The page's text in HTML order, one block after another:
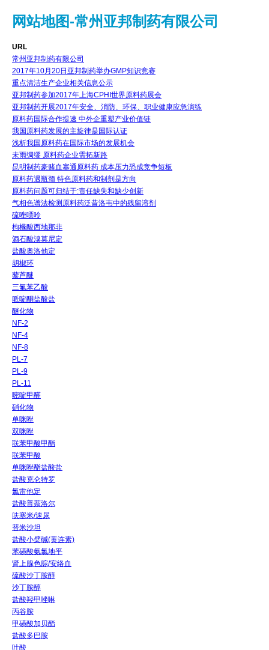
网站地图-常州亚邦制药有限公司
URL
常州亚邦制药有限公司
2017年10月20日亚邦制药举办GMP知识竞赛
重点清洁生产企业相关信息公示
亚邦制药参加2017年上海CPHI世界原料药展会
亚邦制药开展2017年安全、消防、环保、职业健康应急演练
原料药国际合作提速 中外企重塑产业价值链
我国原料药发展的主旋律是国际认证
浅析我国原料药在国际市场的发展机会
未雨绸缪 原料药企业需拓新路
昆明制药豪赌血塞通原料药 成本压力恐成竞争短板
原料药遇瓶颈 特色原料药和制剂是方向
原料药问题可归结于:责任缺失和缺少创新
气相色谱法检测原料药泛昔洛韦中的残留溶剂
硫唑嘌呤
枸橼酸西地那非
酒石酸溴莫尼定
盐酸奥洛他定
胡椒环
藜芦醚
三氟苯乙酸
哌啶酮盐酸盐
醚化物
NF-2
NF-4
NF-8
PL-7
PL-9
PL-11
嘧啶甲醛
硝化物
单咪唑
双咪唑
联苯甲酸甲酯
联苯甲酸
单咪唑酯盐酸盐
盐酸克仑特罗
氯雷他定
盐酸普萘洛尔
呋塞米/速尿
替米沙坦
盐酸小檗碱(黄连素)
苯磺酸氨氯地平
肾上腺色腙/安络血
硫酸沙丁胺醇
沙丁胺醇
盐酸羟甲唑啉
丙谷胺
甲磺酸加贝酯
盐酸多巴胺
叶酸